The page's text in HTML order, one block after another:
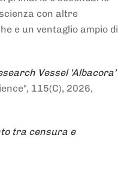
con altre
e un ventaglio ampio di
Vessel 'Albacora'
115(C), 2026,
tra censura e